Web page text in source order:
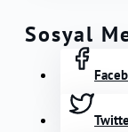
Sosyal